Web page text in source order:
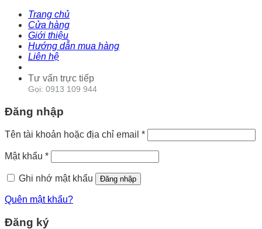
Trang chủ
Cửa hàng
Giới thiệu
Hướng dẫn mua hàng
Liên hệ
Tư vấn trực tiếp
Gọi: 0913 109 944
Đăng nhập
Tên tài khoản hoặc địa chỉ email *
Mật khẩu *
Ghi nhớ mật khẩu Đăng nhập
Quên mật khẩu?
Đăng ký